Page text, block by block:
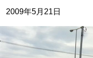
2009年5月21日